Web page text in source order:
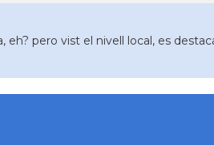
eh? pero vist el nivell local, es